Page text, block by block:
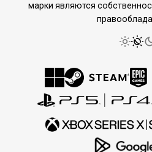
марки являются